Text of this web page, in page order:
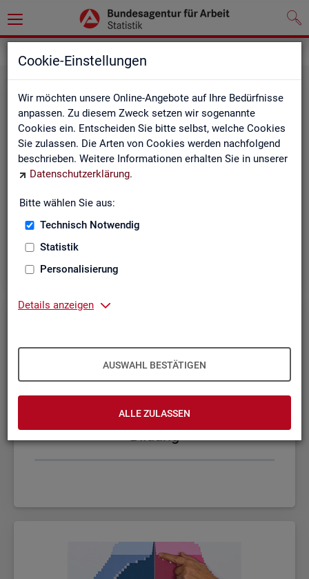
Cookie-Einstellungen
Wir möchten unsere Online-Angebote auf Ihre Bedürfnisse
anpassen. Zu diesem Zweck setzen wir sogenannte
Cookies ein. Entscheiden Sie bitte selbst, welche Cookies
Sie zulassen. Die Arten von Cookies werden nachfolgend
beschrieben. Weitere Informationen erhalten Sie in unserer
Datenschutzerklärung.
Bitte wählen Sie aus:
Technisch Notwendig
Statistik
Personalisierung
Details anzeigen
AUSWAHL BESTÄTIGEN
ALLE ZULASSEN
Bil­dung